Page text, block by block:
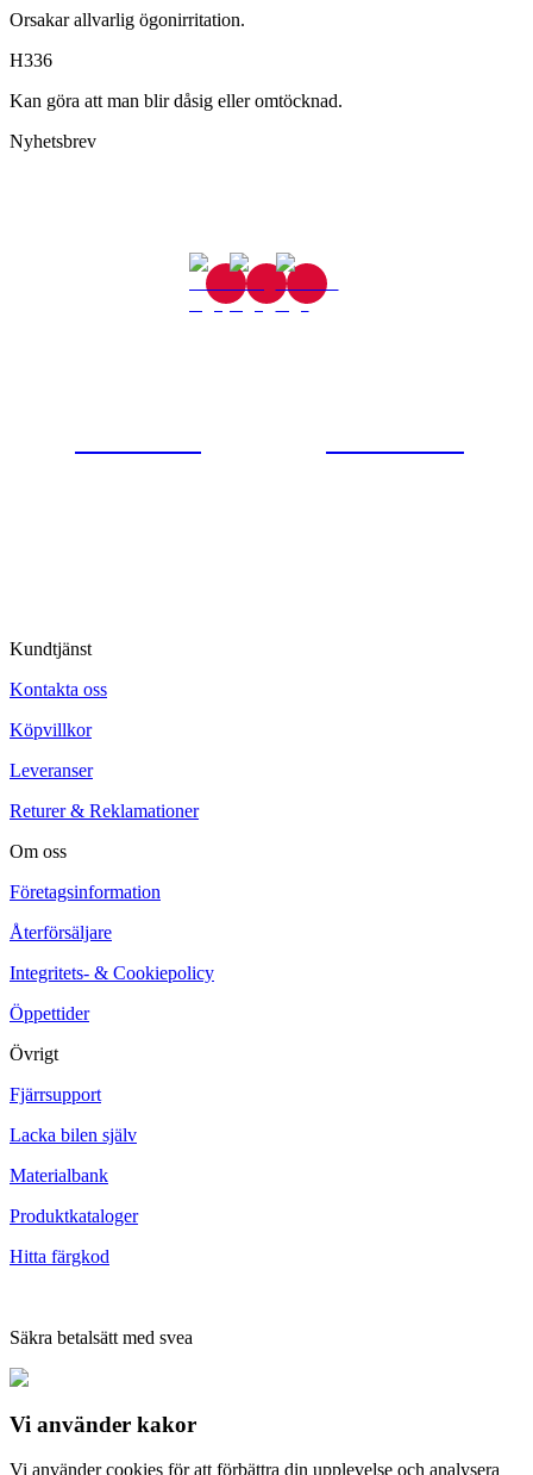
Orsakar allvarlig ögonirritation.
H336
Kan göra att man blir dåsig eller omtöcknad.
Nyhetsbrev
Kundtjänst
Kontakta oss
Köpvillkor
Leveranser
Returer & Reklamationer
Om oss
Företagsinformation
Återförsäljare
Integritets- & Cookiepolicy
Öppettider
Övrigt
Fjärrsupport
Lacka bilen själv
Materialbank
Produktkataloger
Hitta färgkod
Säkra betalsätt med svea
Vi använder kakor
Vi använder cookies för att förbättra din upplevelse och analysera